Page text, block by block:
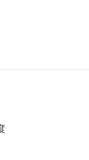
発見！
税